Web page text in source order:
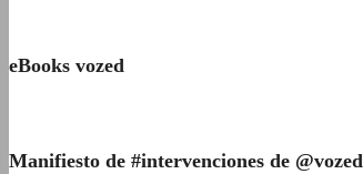
eBooks vozed
Manifiesto de #intervenciones de @vozed